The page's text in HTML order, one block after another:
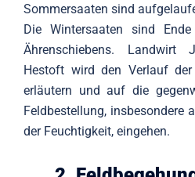
Sommersaaten sind
Die Wintersaaten sind
Ährenschiebens. Landwirt
Hestoft wird den Verlauf
erläutern und auf die
Feldbestellung, insbesondere
der Feuchtigkeit, eingehen.